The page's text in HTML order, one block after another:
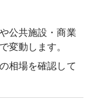
公共施設・商業
変動します。
相場を確認して